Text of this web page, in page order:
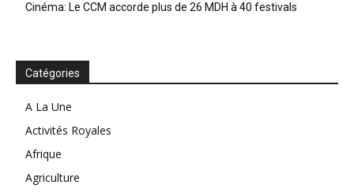
Cinéma: Le CCM accorde plus de 26 MDH à 40 festivals
Catégories
A La Une
Activités Royales
Afrique
Agriculture